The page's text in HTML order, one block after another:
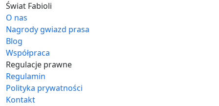
Świat Fabioli
O nas
Nagrody gwiazd prasa
Blog
Współpraca
Regulacje prawne
Regulamin
Polityka prywatności
Kontakt